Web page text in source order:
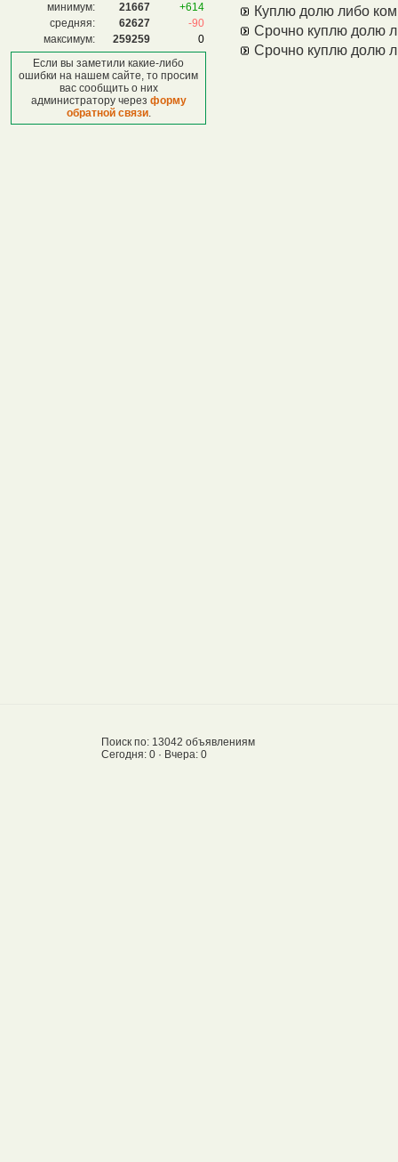
минимум:
21667
+614
средняя:
62627
-90
максимум:
259259
0
Если вы заметили какие-либо
ошибки на нашем сайте, то просим
вас сообщить о них
администратору через форму
обратной связи.
Куплю долю либо
Срочно куплю долю
Срочно куплю долю
Поиск по: 13042 объявлениям
Сегодня: 0 · Вчера: 0